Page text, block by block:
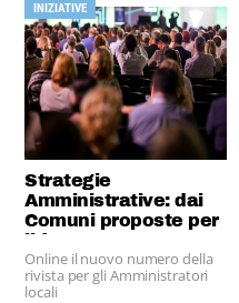
INIZIATIVE
Strategie
Amministrative: dai
Comuni proposte per
il futuro
Online il nuovo numero della
rivista per gli Amministratori
locali